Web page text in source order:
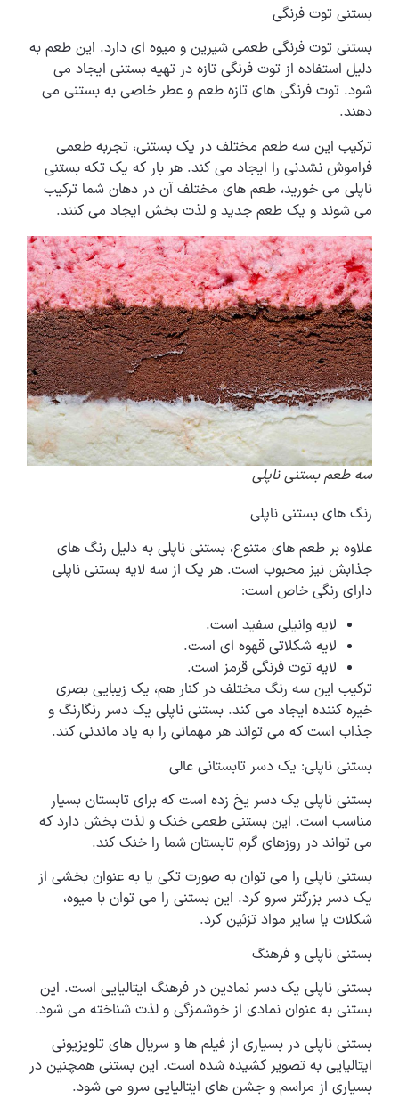
بستنی توت فرنگی
بستنی توت فرنگی طعمی شیرین و میوه ای دارد. این طعم به
دلیل استفاده از توت فرنگی تازه در تهیه بستنی ایجاد می
شود. توت فرنگی های تازه طعم و عطر خاصی به بستنی می
دهند.
ترکیب این سه طعم مختلف در یک بستنی، تجربه طعمی
فراموش نشدنی را ایجاد می کند. هر بار که یک تکه بستنی
ناپلی می خورید، طعم های مختلف آن در دهان شما ترکیب
می شوند و یک طعم جدید و لذت بخش ایجاد می کنند.
سه طعم بستنی ناپلی
رنگ های بستنی ناپلی
علاوه بر طعم های متنوع، بستنی ناپلی به دلیل رنگ های
جذابش نیز محبوب است. هر یک از سه لایه بستنی ناپلی
دارای رنگی خاص است:
لایه وانیلی سفید است.
لایه شکلاتی قهوه ای است.
لایه توت فرنگی قرمز است.
ترکیب این سه رنگ مختلف در کنار هم، یک زیبایی بصری
خیره کننده ایجاد می کند. بستنی ناپلی یک دسر رنگارنگ و
جذاب است که می تواند هر مهمانی را به یاد ماندنی کند.
بستنی ناپلی: یک دسر تابستانی عالی
بستنی ناپلی یک دسر یخ زده است که برای تابستان بسیار
مناسب است. این بستنی طعمی خنک و لذت بخش دارد که
می تواند در روزهای گرم تابستان شما را خنک کند.
بستنی ناپلی را می توان به صورت تکی یا به عنوان بخشی از
یک دسر بزرگتر سرو کرد. این بستنی را می توان با میوه،
شکلات یا سایر مواد تزئین کرد.
بستنی ناپلی و فرهنگ
بستنی ناپلی یک دسر نمادین در فرهنگ ایتالیایی است. این
بستنی به عنوان نمادی از خوشمزگی و لذت شناخته می شود.
بستنی ناپلی در بسیاری از فیلم ها و سریال های تلویزیونی
ایتالیایی به تصویر کشیده شده است. این بستنی همچنین در
بسیاری از مراسم و جشن های ایتالیایی سرو می شود.